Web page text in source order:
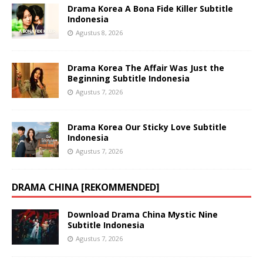
Drama Korea A Bona Fide Killer Subtitle
Indonesia
Agustus 8, 2026
Drama Korea The Affair Was Just the
Beginning Subtitle Indonesia
Agustus 7, 2026
Drama Korea Our Sticky Love Subtitle
Indonesia
Agustus 7, 2026
DRAMA CHINA [REKOMMENDED]
Download Drama China Mystic Nine
Subtitle Indonesia
Agustus 7, 2026